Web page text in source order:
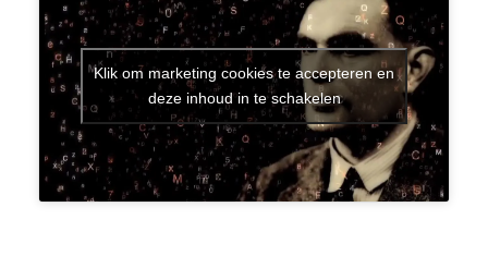
Klik om marketing cookies te accepteren en
deze inhoud in te schakelen